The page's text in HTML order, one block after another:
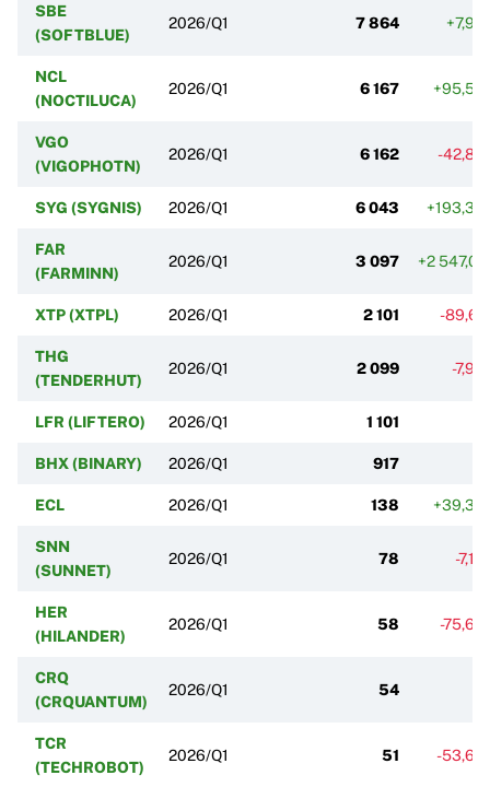
SBE
(SOFTBLUE)
2026/Q1 7 864
NCL
(NOCTILUCA)
2026/Q1 6 167
VGO
(VIGOPHOTN)
2026/Q1 6 162 -
SYG (SYGNIS) 2026/Q1 6 043
FAR
(FARMINN)
2026/Q1 3 097 +2
XTP (XTPL) 2026/Q1 2 101 -
THG
(TENDERHUT)
2026/Q1 2 099 -
LFR (LIFTERO) 2026/Q1 1 101
BHX (BINARY) 2026/Q1 917
ECL 2026/Q1 138
SNN
(SUNNET)
2026/Q1 78 -
HER
(HILANDER)
2026/Q1 58 -
CRQ
(CRQUANTUM)
2026/Q1 54
TCR
(TECHROBOT)
2026/Q1 51 -